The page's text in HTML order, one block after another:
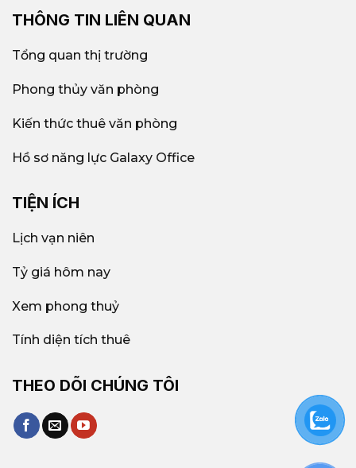
THÔNG TIN LIÊN QUAN
Tổng quan thị trường
Phong thủy văn phòng
Kiến thức thuê văn phòng
Hồ sơ năng lực Galaxy Office
TIỆN ÍCH
Lịch vạn niên
Tỷ giá hôm nay
Xem phong thuỷ
Tính diện tích thuê
THEO DÕI CHÚNG TÔI